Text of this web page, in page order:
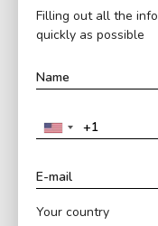
Filling out all the
quickly as possible
Your country